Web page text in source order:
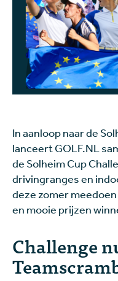
In aanloop naar de
lanceert GOLF.NL
de Solheim Cup
drivingranges en
deze zomer
en mooie prijzen
Challenge